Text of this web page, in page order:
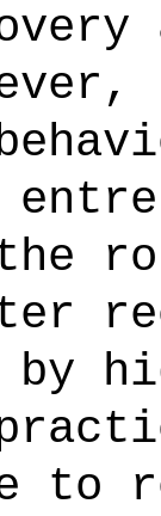
the
to